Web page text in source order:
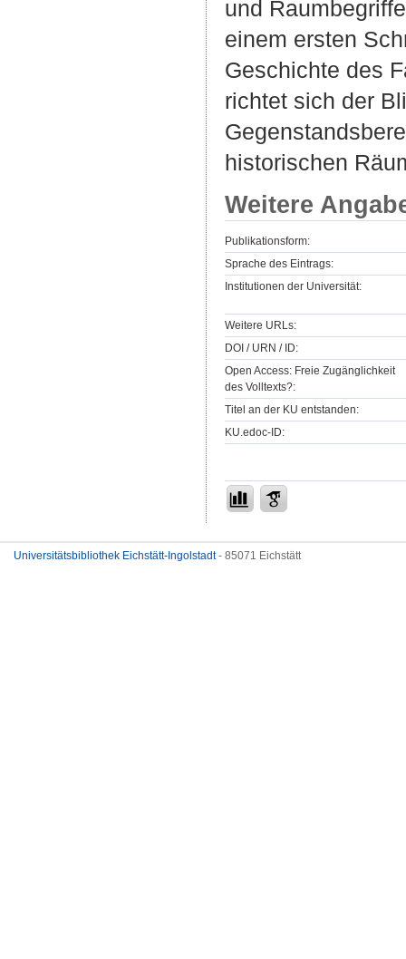
und
einem ersten
Geschichte des
richtet sich der
historischen
Weitere
Publikationsform:
Sprache des Eintrags:
Institutionen der Universität:
Weitere URLs:
DOI / URN / ID:
Open Access: Freie Zugänglichkeit
des Volltexts?:
Titel an der KU entstanden:
KU.edoc-ID:
Universitätsbibliothek Eichstätt-Ingolstadt- 85071 Eichstätt